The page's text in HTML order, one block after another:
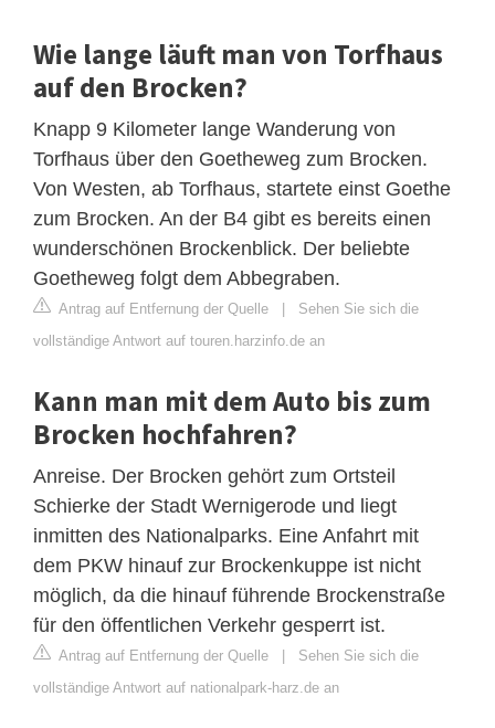
Wie lange läuft man von Torfhaus
auf den Brocken?
Knapp 9 Kilometer lange Wanderung von
Torfhaus über den Goetheweg zum Brocken.
Von Westen, ab Torfhaus, startete einst Goethe
zum Brocken. An der B4 gibt es bereits einen
wunderschönen Brockenblick. Der beliebte
Goetheweg folgt dem Abbegraben.
Antrag auf Entfernung der Quelle | Sehen Sie sich die
vollständige Antwort auf touren.harzinfo.de an
Kann man mit dem Auto bis zum
Brocken hochfahren?
Anreise. Der Brocken gehört zum Ortsteil
Schierke der Stadt Wernigerode und liegt
inmitten des Nationalparks. Eine Anfahrt mit
dem PKW hinauf zur Brockenkuppe ist nicht
möglich, da die hinauf führende Brockenstraße
für den öffentlichen Verkehr gesperrt ist.
Antrag auf Entfernung der Quelle | Sehen Sie sich die
vollständige Antwort auf nationalpark-harz.de an